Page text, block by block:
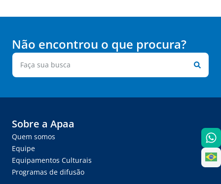
Não encontrou o que procura?
Sobre a Apaa
Quem somos
Equipe
Equipamentos Culturais
Programas de difusão